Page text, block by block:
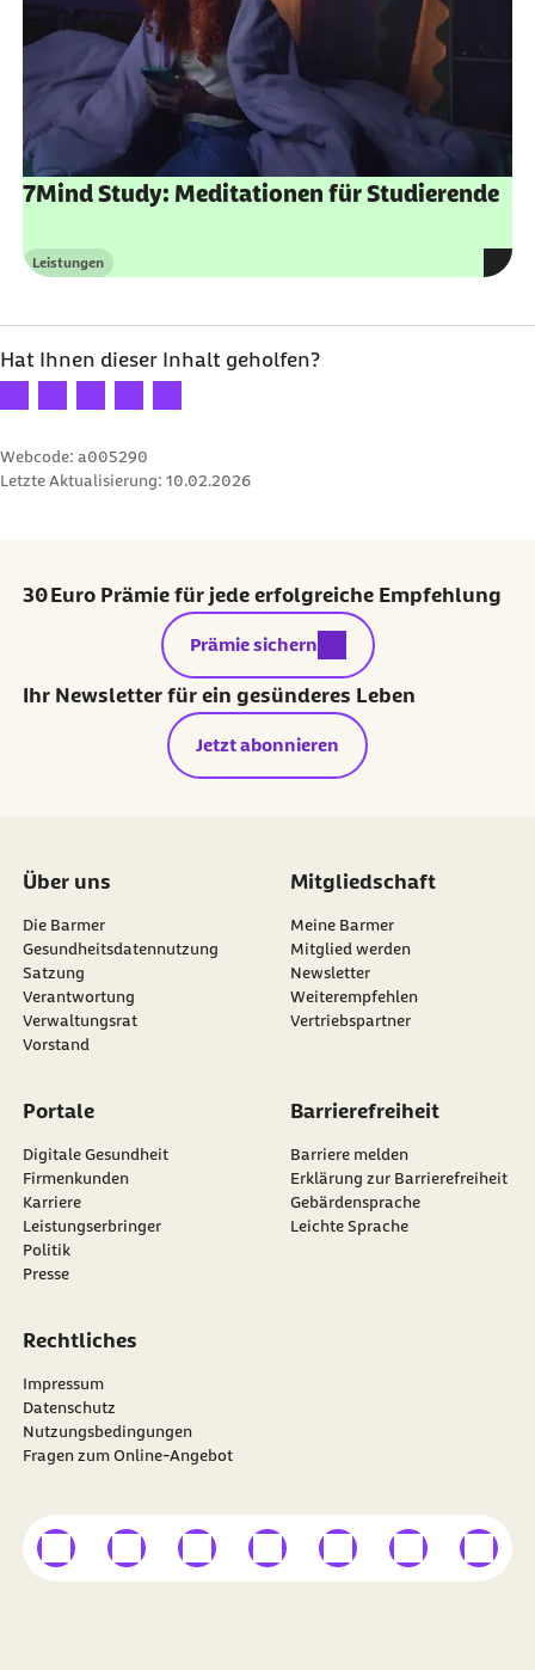
7Mind Study: Meditationen für Studierende
Kategorie
Leistungen
Hat Ihnen dieser Inhalt geholfen?
Webcode: a005290
Letzte Aktualisierung: 10.02.2026
30 Euro Prämie für jede erfolgreiche Empfehlung
externer Link:
Prämie sichern
Ihr Newsletter für ein gesünderes Leben
Jetzt abonnieren
Über uns
Die Barmer
Gesundheitsdatennutzung
Satzung
Verantwortung
Verwaltungsrat
Vorstand
Mitgliedschaft
Meine Barmer
Mitglied werden
Newsletter
externer Link:
Weiterempfehlen
Vertriebspartner
Portale
Digitale Gesundheit
Firmenkunden
Karriere
Leistungserbringer
Politik
Presse
Barrierefreiheit
Barriere melden
Erklärung zur Barrierefreiheit
Gebärdensprache
Leichte Sprache
Rechtliches
Impressum
Datenschutz
Nutzungsbedingungen
Fragen zum Online-Angebot
Besuchen Sie dieBARMER auf
externer Linkexterner Linkexterner Linkexterner Linkexterner Linkexterner Link